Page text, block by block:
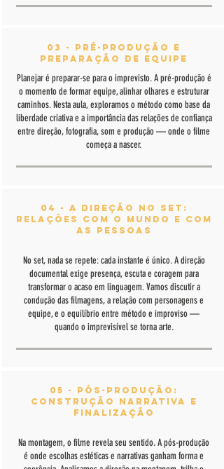
03 - Pré-Produção e
Preparação de Equipe
Planejar é preparar-se para o imprevisto. A pré-produção é
o momento de formar equipe, alinhar olhares e estruturar
caminhos. Nesta aula, exploramos o método como base da
liberdade criativa e a importância das relações de confiança
entre direção, fotografia, som e produção — onde o filme
começa a nascer.
04 - A Direção no Set:
Relações com o Mundo e com
as Pessoas
No set, nada se repete: cada instante é único. A direção
documental exige presença, escuta e coragem para
transformar o acaso em linguagem. Vamos discutir a
condução das filmagens, a relação com personagens e
equipe, e o equilíbrio entre método e improviso —
quando o imprevisível se torna arte.
05 - Pós-Produção:
Construção Narrativa e
Finalização
Na montagem, o filme revela seu sentido. A pós-produção
é onde escolhas estéticas e narrativas ganham forma e